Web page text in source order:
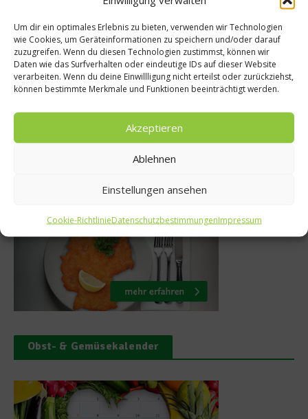
Um dir ein optimales Erlebnis zu bieten, verwenden wir Technologien
wie Cookies, um Geräteinformationen zu speichern und/oder darauf
zuzugreifen. Wenn du diesen Technologien zustimmst, können wir
Daten wie das Surfverhalten oder eindeutige IDs auf dieser Website
verarbeiten. Wenn du deine Einwillligung nicht erteilst oder zurückziehst,
können bestimmte Merkmale und Funktionen beeinträchtigt werden.
Akzeptieren
Ablehnen
Einstellungen ansehen
Cookie-RichtlinieDatenschutzbestimmungenImpressum
Rezepte
mit süßen
und Ziegenkäse-
Crumble
Kern hält
Obst- & Gemüsekalender